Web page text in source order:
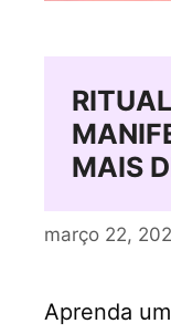
MAIS
março 22,
Aprenda